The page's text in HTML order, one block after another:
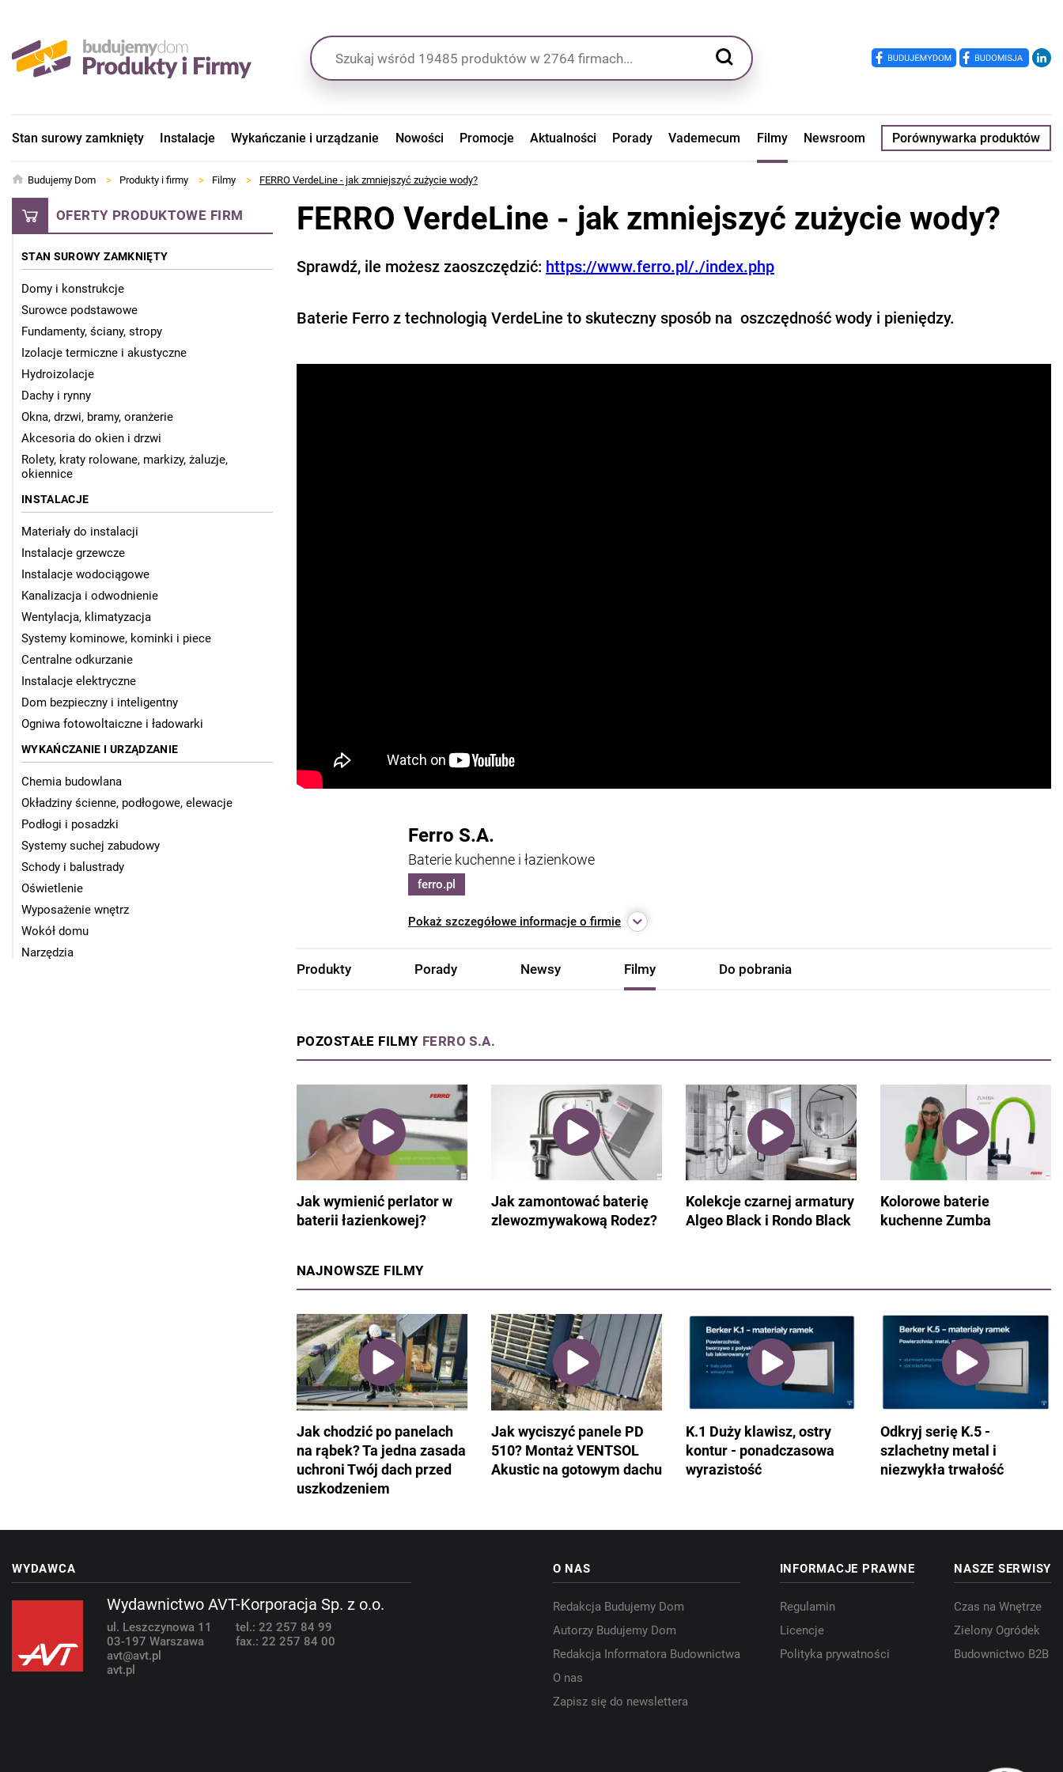
Stan surowy zamknięty Instalacje Wykańczanie i urządzanie Nowości Promocje Aktualności Porady Vademecum Filmy Newsroom Porównywarka produktów
Budujemy Dom > Produkty i firmy > Filmy > FERRO VerdeLine - jak zmniejszyć zużycie wody?
OFERTY PRODUKTOWE FIRM
STAN SUROWY ZAMKNIĘTY
Domy i konstrukcje
Surowce podstawowe
Fundamenty, ściany, stropy
Izolacje termiczne i akustyczne
Hydroizolacje
Dachy i rynny
Okna, drzwi, bramy, oranżerie
Akcesoria do okien i drzwi
Rolety, kraty rolowane, markizy, żaluzje,
okiennice
INSTALACJE
Materiały do instalacji
Instalacje grzewcze
Instalacje wodociągowe
Kanalizacja i odwodnienie
Wentylacja, klimatyzacja
Systemy kominowe, kominki i piece
Centralne odkurzanie
Instalacje elektryczne
Dom bezpieczny i inteligentny
Ogniwa fotowoltaiczne i ładowarki
WYKAŃCZANIE I URZĄDZANIE
Chemia budowlana
Okładziny ścienne, podłogowe, elewacje
Podłogi i posadzki
Systemy suchej zabudowy
Schody i balustrady
Oświetlenie
Wyposażenie wnętrz
Wokół domu
Narzędzia
FERRO VerdeLine - jak zmniejszyć zużycie wody?
Sprawdź, ile możesz zaoszczędzić: https://www.ferro.pl/./index.php
Baterie Ferro z technologią VerdeLine to skuteczny sposób na oszczędność wody i pieniędzy.
Ferro S.A.
Baterie kuchenne i łazienkowe
ferro.pl
Pokaż szczegółowe informacje o firmie
Produkty Porady Newsy Filmy Do pobrania
POZOSTAŁE FILMY FERRO S.A.
Jak wymienić perlator w
baterii łazienkowej?
Jak zamontować baterię
zlewozmywakową Rodez?
Kolekcje czarnej armatury
Algeo Black i Rondo Black
Kolorowe baterie
kuchenne Zumba
NAJNOWSZE FILMY
Jak chodzić po panelach
na rąbek? Ta jedna zasada
uchroni Twój dach przed
uszkodzeniem
Jak wyciszyć panele PD
510? Montaż VENTSOL
Akustic na gotowym dachu
K.1 Duży klawisz, ostry
kontur - ponadczasowa
wyrazistość
Odkryj serię K.5 -
szlachetny metal i
niezwykła trwałość
WYDAWCA
Wydawnictwo AVT-Korporacja Sp. z o.o.
ul. Leszczynowa 11
03-197 Warszawa
tel.: 22 257 84 99
fax.: 22 257 84 00
avt@avt.pl
avt.pl
O NAS
Redakcja Budujemy Dom
Autorzy Budujemy Dom
Redakcja Informatora Budownictwa
O nas
Zapisz się do newslettera
INFORMACJE PRAWNE
Regulamin
Licencje
Polityka prywatności
NASZE SERWISY
Czas na Wnętrze
Zielony Ogródek
Budownictwo B2B